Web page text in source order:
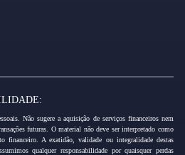
Não sugere a aquisição de serviços financeiros nem
futuras. O material não deve ser interpretado como
financeiro. A exatidão, validade ou integralidade destas
qualquer responsabilidade por quaisquer perdas